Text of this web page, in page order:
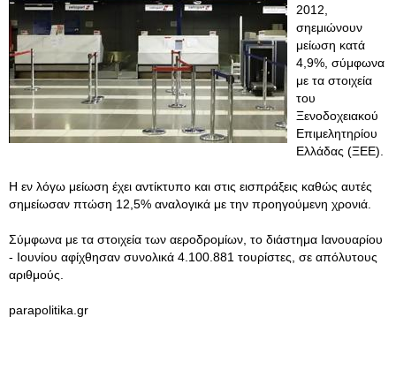
2012,
σηεμιώνουν
μείωση κατά
4,9%, σύμφωνα
με τα στοιχεία
του
Ξενοδοχειακού
Επιμελητηρίου
Ελλάδας (ΞΕΕ).
Η εν λόγω μείωση έχει αντίκτυπο και στις εισπράξεις καθώς αυτές
σημείωσαν πτώση 12,5% αναλογικά με την προηγούμενη χρονιά.
Σύμφωνα με τα στοιχεία των αεροδρομίων, το διάστημα Ιανουαρίου
- Ιουνίου αφίχθησαν συνολικά 4.100.881 τουρίστες, σε απόλυτους
αριθμούς.
parapolitika.gr